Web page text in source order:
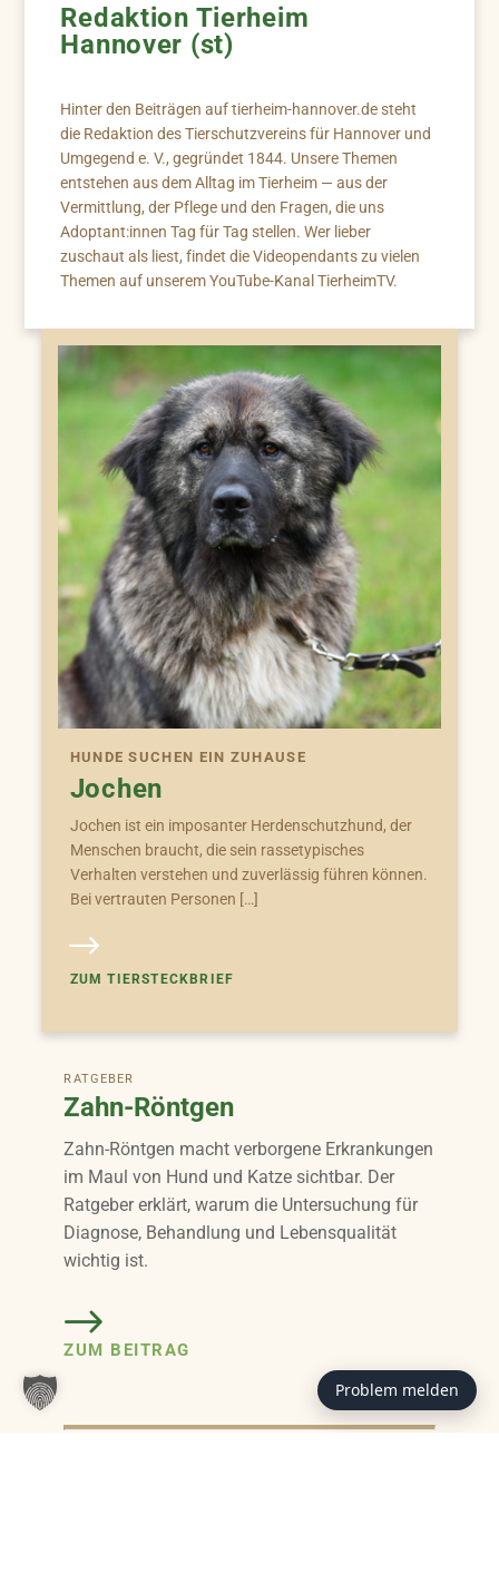
Redaktion Tierheim
Hannover (st)
Hinter den Beiträgen auf tierheim-hannover.de steht
die Redaktion des Tierschutzvereins für Hannover und
Umgegend e. V., gegründet 1844. Unsere Themen
entstehen aus dem Alltag im Tierheim — aus der
Vermittlung, der Pflege und den Fragen, die uns
Adoptant:innen Tag für Tag stellen. Wer lieber
zuschaut als liest, findet die Videopendants zu vielen
Themen auf unserem YouTube-Kanal TierheimTV.
HUNDE SUCHEN EIN ZUHAUSE
Jochen
Jochen ist ein imposanter Herdenschutzhund, der
Menschen braucht, die sein rassetypisches
Verhalten verstehen und zuverlässig führen können.
Bei vertrauten Personen […]
ZUM TIERSTECKBRIEF
RATGEBER
Zahn-Röntgen
Zahn-Röntgen macht verborgene Erkrankungen
im Maul von Hund und Katze sichtbar. Der
Ratgeber erklärt, warum die Untersuchung für
Diagnose, Behandlung und Lebensqualität
wichtig ist.
ZUM BEITRAG
Problem melden